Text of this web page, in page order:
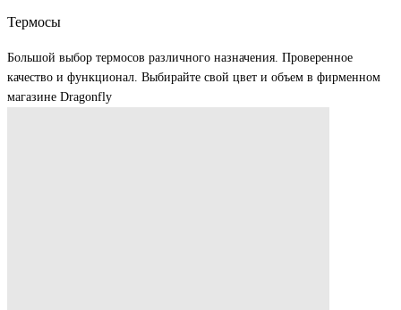
Термосы
Большой выбор термосов различного назначения. Проверенное
качество и функционал. Выбирайте свой цвет и объем в фирменном
магазине Dragonfly